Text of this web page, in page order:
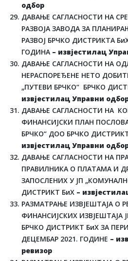
одбор
ДАВАЊЕ САГЛАСНОСТИ НА
РАЗВОЈА ЗАВОДА ЗА
РАЗВОЈ БРЧКО ДИСТРИКТА
ГОДИНА – извјестилац
ДАВАЊЕ САГЛАСНОСТИ НА
НЕРАСПОРЕЂЕНЕ НЕТО
„ПУТЕВИ БРЧКО“ БРЧКО
извјестилац Управни
ДАВАЊЕ САГЛАСНОСТИ НА
ФИНАНСИЈСКИ ПЛАН
БРЧКО“ ДОО БРЧКО
извјестилац Управни
ДАВАЊЕ САГЛАСНОСТИ НА
ПРАВИЛНИКА О ПЛАТАМА И
ЗАПОСЛЕНИХ У ЈП
ДИСТРИКТ БиХ –
РАЗМАТРАЊЕ ИЗВЈЕШТАЈА О
ФИНАНСИЈСКИХ ИЗВЈЕШТАЈА
БРЧКО ДИСТРИКТ БиХ ЗА
ДЕЦЕМБАР 2021. ГОДИНЕ –
ревизор